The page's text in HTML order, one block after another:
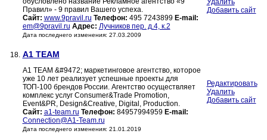
Правил» - 9 правил Вашего успеха.
Сайт: www.9pravil.ru Телефон: 495 7243899 E-mail:
em@9pravil.ru Адрес: Лучников пер. д.4, к.2
Дата последнего изменения: 27.03.2009
Удалить
Добавить сайт
18. A1 TEAM
A1 TEAM &#9472; маркетинговое агентство, которое
уже 10 лет реализует успешные проекты для
ТОП-100 брендов России. Агентство осуществляет
комплекс услуг Consumer&Trade Promotion,
Event&PR, Design&Creative, Digital, Production.
Сайт: a1-team.ru Телефон: 84957994959 E-mail:
Connection@A1-Team.ru
Дата последнего изменения: 21.01.2019
Редактировать
Удалить
Добавить сайт